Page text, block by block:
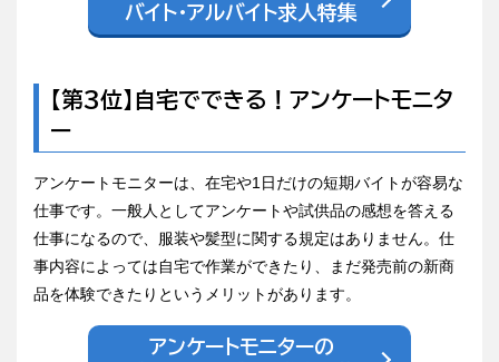
バイト・アルバイト求人特集
【第3位】自宅でできる！アンケートモニタ
ー
アンケートモニターは、在宅や1日だけの短期バイトが容易な
仕事です。一般人としてアンケートや試供品の感想を答える
仕事になるので、服装や髪型に関する規定はありません。仕
事内容によっては自宅で作業ができたり、まだ発売前の新商
品を体験できたりというメリットがあります。
アンケートモニターの